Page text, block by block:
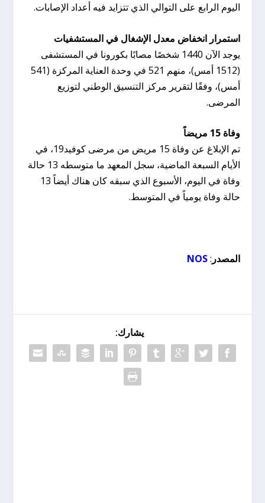
اليوم الرابع على التوالي الذي تتزايد فيه أعداد الإصابات.
استمرار انخفاض معدل الإشغال في المستشفيات
يوجد الآن 1440 شخصًا مصابًا بكورونا في المستشفى
(1512 أمس)، منهم 521 في وحدة العناية المركزة (541
أمس)، وفقًا لتقرير مركز التنسيق الوطني لتوزيع
المرضى.
وفاة 15 مريضاً
تم الإبلاغ عن وفاة 15 مريض من مرضى كوفيد19، في
الأيام السبعة الماضية، سجل المعهد ما متوسطه ​​13 حالة
وفاة في اليوم، الأسبوع الذي سبقه كان هناك أيضاً 13
حالة وفاة يومياً في المتوسط.
المصدر :
NOS
يشارك: